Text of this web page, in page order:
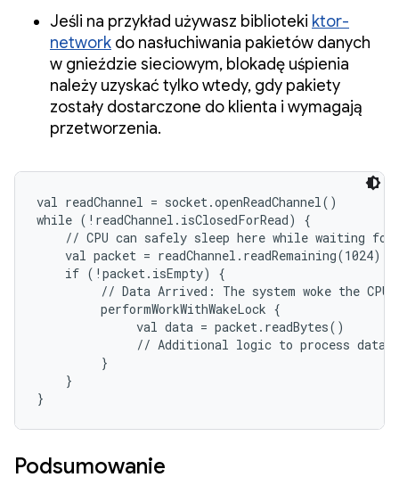
Jeśli na przykład używasz biblioteki ktor-
network do nasłuchiwania pakietów danych
w gnieździe sieciowym, blokadę uśpienia
należy uzyskać tylko wtedy, gdy pakiety
zostały dostarczone do klienta i wymagają
przetworzenia.
val readChannel = socket.openReadChannel()
while (!readChannel.isClosedForRead) {
// CPU can safely sleep here while waiting for
    val packet = readChannel.readRemaining(1024)
    if (!packet.isEmpty) {
// Data Arrived: The system woke the
         performWorkWithWakeLock {
              val data = packet.readBytes()
// Additional logic to process data
         }
    }
}
Podsumowanie